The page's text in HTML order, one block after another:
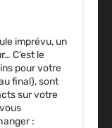
imprévu, un
C’est le
pour votre
final), sont
sur votre
: